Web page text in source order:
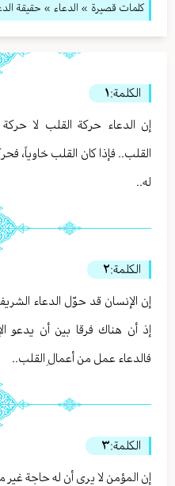
كلمات قصيرة » الدعاء » حقيقة
الكلمة:١
إن الدعاء حركة القلب لا
القلب.. فإذا كان القلب خاوياً،
له..
الكلمة:٢
إن الإنسان قد حوّل الدعاء
إذ أن هناك فرقا بين أن يدعو
فالدعاء عمل من أعمالِ القلب..
الكلمة:٣
إن المؤمن لا يرى أن له حاجة